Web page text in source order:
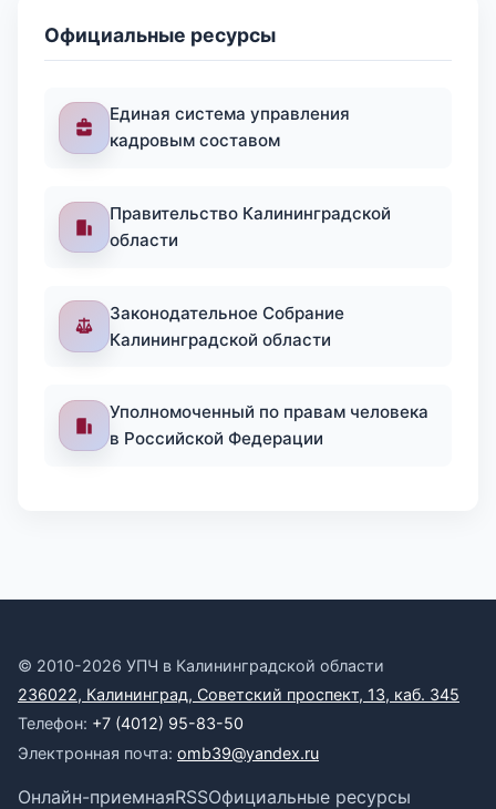
Официальные ресурсы
Единая система управления
кадровым составом
Правительство Калининградской
области
Законодательное Собрание
Калининградской области
Уполномоченный по правам человека
в Российской Федерации
© 2010-2026 УПЧ в Калининградской области
236022, Калининград, Советский проспект, 13, каб. 345
Телефон: +7 (4012) 95-83-50
Электронная почта: omb39@yandex.ru
Онлайн-приемнаяRSSОфициальные ресурсы